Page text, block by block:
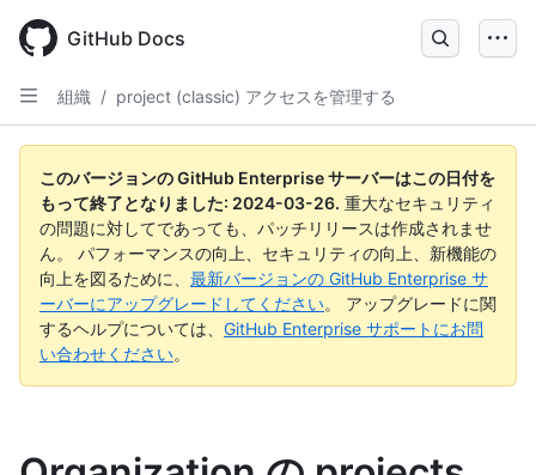
main
content
GitHub Docs
組織 / project (classic) アクセスを管理する
このバージョンの GitHub Enterprise サーバーはこの日付を
もって終了となりました: 2024-03-26. 重大なセキュリティ
の問題に対してであっても、パッチリリースは作成されませ
ん。 パフォーマンスの向上、セキュリティの向上、新機能の
向上を図るために、 最新バージョンの GitHub Enterprise サ
ーバーにアップグレードしてください。 アップグレードに関
するヘルプについては、 GitHub Enterprise サポートにお問
い合わせください。